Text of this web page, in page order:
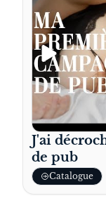
J'ai
de pub
Catalogue